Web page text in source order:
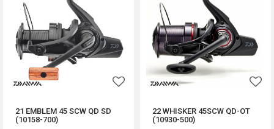
21 EMBLEM 45 SCW QD SD
(10158-700)
22 WHISKER 45SCW QD-OT
(10930-500)